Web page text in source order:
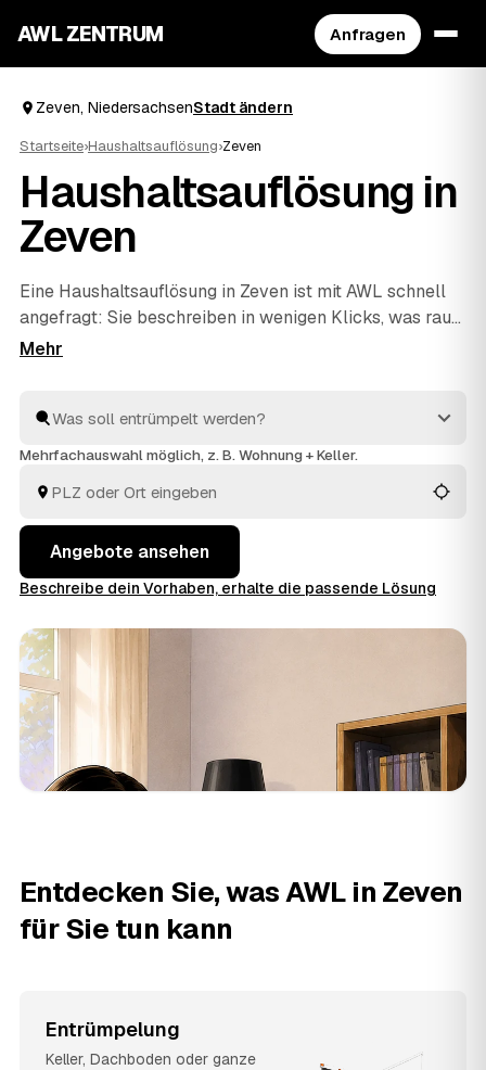
AWL ZENTRUM Anfragen
Zeven, NiedersachsenStadt ändern
Startseite›Haushaltsauflösung›Zeven
Haushaltsauflösung in
Zeven
Eine Haushaltsauflösung in Zeven ist mit AWL schnell
angefragt: Sie beschreiben in wenigen Klicks, was raus
soll, und bekommen dafür Festpreis-Angebote
Nachlass – die Profis räumen aus, entsorgen
fachgerecht und rechnen verwertbare Gegenstände auf
Sie die Angebote rund um Zeven bis
Bremervördein Ruhe an einem Ort.
Mehrfachauswahl möglich, z. B. Wohnung + Keller.
Angebote ansehen
Beschreibe dein Vorhaben, erhalte die passende Lösung
Entdecken Sie, was AWL in Zeven
für Sie tun kann
Entrümpelung
Keller, Dachboden oder ganze